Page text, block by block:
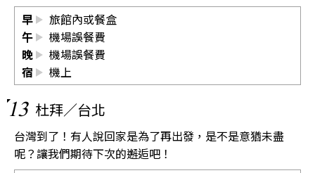
早
旅館內或餐盒
午
機場誤餐費
晚
機場誤餐費
宿
機上
13 杜拜／台北
台灣到了！有人說回家是為了再出發，是不是意猶未盡
呢？讓我們期待下次的邂逅吧！